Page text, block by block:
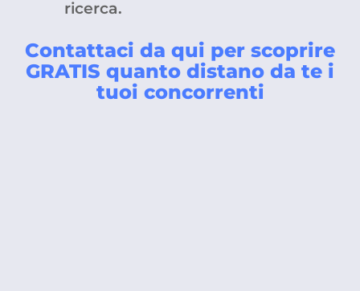
ricerca.
Contattaci da qui per scoprire
GRATIS quanto distano da te i
tuoi concorrenti